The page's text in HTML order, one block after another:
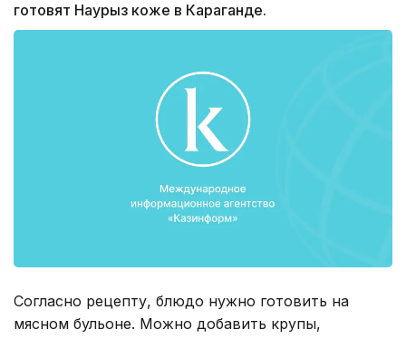
готовят Наурыз коже в Караганде.
Согласно рецепту, блюдо нужно готовить на
мясном бульоне. Можно добавить крупы,